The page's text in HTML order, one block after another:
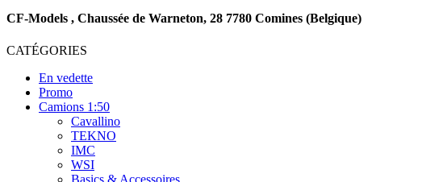
CF-Models , Chaussée de Warneton, 28 7780 Comines (Belgique)
CATÉGORIES
En vedette
Promo
Camions 1:50
Cavallino
TEKNO
IMC
WSI
Basics & Accessoires